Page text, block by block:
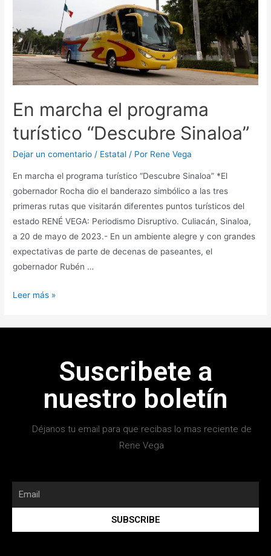
En marcha el programa
turístico “Descubre Sinaloa”
Dejar un comentario / Estatal / Por Rene Vega
En marcha el programa turístico “Descubre Sinaloa” *El
gobernador Rocha dio el banderazo simbólico a las tres
primeras rutas que visitarán diferentes puntos turísticos del
estado RENÉ VEGA: Periodismo Disruptivo. Culiacán, Sinaloa,
a 20 de mayo de 2023.- En un ambiente alegre y con grandes
expectativas de parte de decenas de paseantes, el
gobernador Rubén …
Leer más »
Suscribete a
nuestro boletín
Déjanos tu email para que recibas lo mas reciente de
Rene Vega
SUBSCRIBE